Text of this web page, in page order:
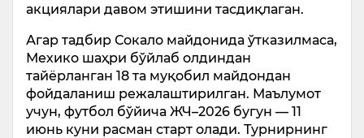
акциялари давом этишини тасдиқлаган.
Агар тадбир Сокало майдонида ўтказилмаса,
Мехико шаҳри бўйлаб олдиндан
тайёрланган 18 та муқобил майдондан
фойдаланиш режалаштирилган. Маълумот
учун, футбол бўйича ЖЧ–2026 бугун — 11
июнь куни расман старт олади. Турнирнинг